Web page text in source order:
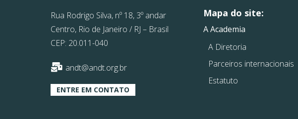
Rua Rodrigo Silva, nº 18, 3º andar
Centro, Rio de Janeiro / RJ – Brasil
CEP: 20.011-040
andt@andt.org.br
ENTRE EM CONTATO
Mapa do site:
A Academia
A Diretoria
Parceiros internacionais
Estatuto